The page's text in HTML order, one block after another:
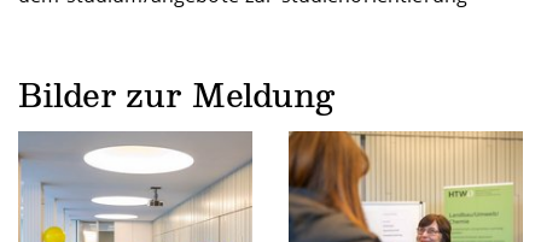
Bilder zur Meldung